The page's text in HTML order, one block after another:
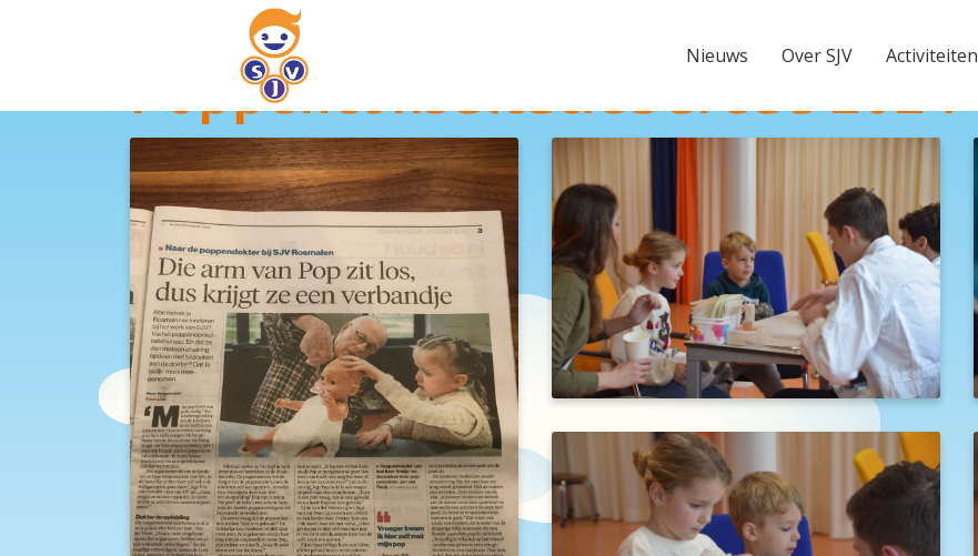
Nieuws Over SJV Activiteiten
Poppenconsultatiebureau 2024